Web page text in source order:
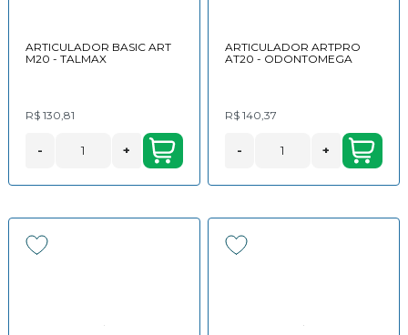
ARTICULADOR BASIC ART
M20 - TALMAX
R$ 130,81
- +
ARTICULADOR ARTPRO
AT20 - ODONTOMEGA
R$ 140,37
- +